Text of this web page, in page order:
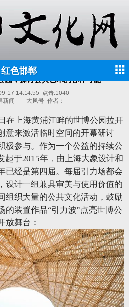
红色邯郸
园，探讨公共艺术的各种可能
17 14:14:55 点击:1040
新闻——大凤号 作者：
在上海黄浦江畔的世博公园拉开
意来激活临时空间的开幕研讨
极参与。作为一个公益的持续公
起于2015年，由上海大象设计和
已经是第四届。每届引力场都会
设计一组兼具审美与使用价值的
组织大量的公共文化活动，鼓励
的装置作品“引力波”点亮世博公
放舞台：